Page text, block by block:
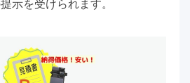
示を受けられます。